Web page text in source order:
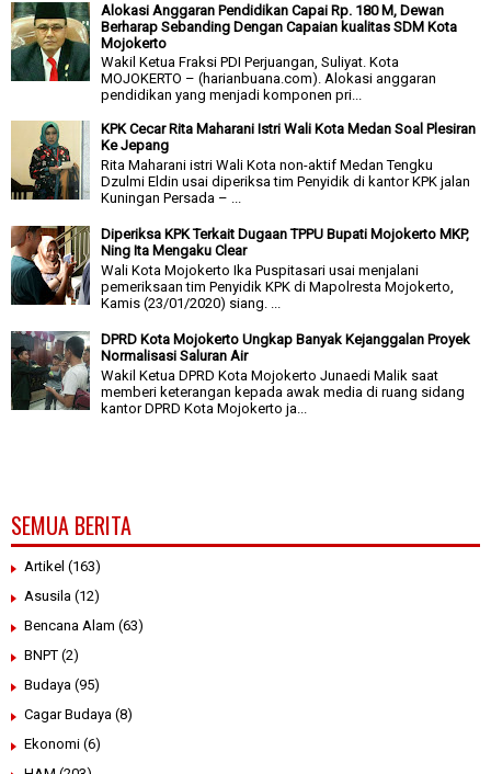
Alokasi Anggaran Pendidikan Capai Rp. 180 M, Dewan
Berharap Sebanding Dengan Capaian kualitas SDM Kota
Mojokerto
Wakil Ketua Fraksi PDI Perjuangan, Suliyat. Kota
MOJOKERTO – (harianbuana.com). Alokasi anggaran
pendidikan yang menjadi komponen pri...
KPK Cecar Rita Maharani Istri Wali Kota Medan Soal Plesiran
Ke Jepang
Rita Maharani istri Wali Kota non-aktif Medan Tengku
Dzulmi Eldin usai diperiksa tim Penyidik di kantor KPK jalan
Kuningan Persada – ...
Diperiksa KPK Terkait Dugaan TPPU Bupati Mojokerto MKP,
Ning Ita Mengaku Clear
Wali Kota Mojokerto Ika Puspitasari usai menjalani
pemeriksaan tim Penyidik KPK di Mapolresta Mojokerto,
Kamis (23/01/2020) siang. ...
DPRD Kota Mojokerto Ungkap Banyak Kejanggalan Proyek
Normalisasi Saluran Air
Wakil Ketua DPRD Kota Mojokerto Junaedi Malik saat
memberi keterangan kepada awak media di ruang sidang
kantor DPRD Kota Mojokerto ja...
SEMUA BERITA
Artikel (163)
Asusila (12)
Bencana Alam (63)
BNPT (2)
Budaya (95)
Cagar Budaya (8)
Ekonomi (6)